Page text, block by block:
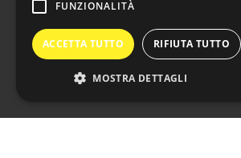
Lingue: 🇮🇹 Italiano • 🇫🇷 Français
• Condizioni di pagamento
FUNZIONALITÀ
ACCETTA TUTTO RIFIUTA TUTTO
MOSTRA DETTAGLI